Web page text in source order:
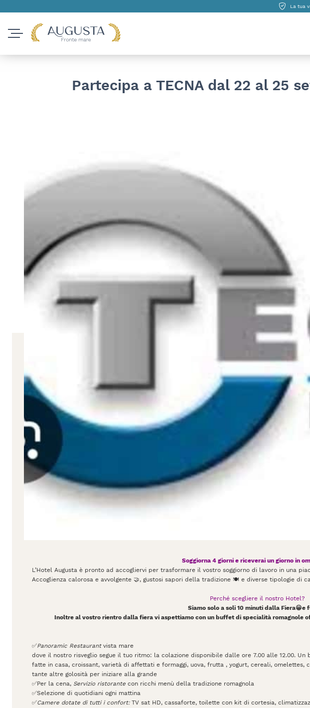
La tua
Partecipa a TECNA dal 22 al 25
Soggiorna 4 giorni e riceverai un giorno in
L’Hotel Augusta è pronto ad accogliervi per trasformare il vostro soggiorno di lavoro in una
Accoglienza calorosa e avvolgente 🤝, gustosi sapori della tradizione 🍽️ e diverse tipologie di
Perché scegliere il nostro Hotel?
Siamo solo a soli 10 minuti dalla
Inoltre al vostro rientro dalla fiera vi aspettiamo con un buffet di specialità romagnole
✅Panoramic Restaurant vista mare
dove il nostro risveglio segue il tuo ritmo: la colazione disponibile dalle ore 7.00 alle 12.00.
fatte in casa, croissant, varietà di affettati e formaggi, uova, frutta , yogurt, cereali, omelettes,
tante altre golosità per iniziare alla grande
✅Per la cena, Servizio ristorante con ricchi menù della tradizione romagnola
✅Selezione di quotidiani ogni mattina
✅Camere dotate di tutti i confort:TV sat HD, cassaforte, toilette con kit di cortesia,